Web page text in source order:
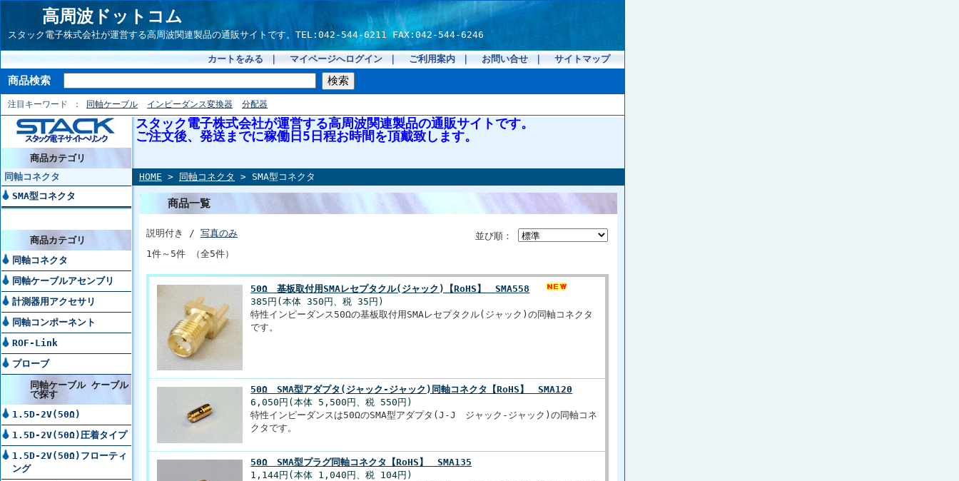
高周波ドットコム
スタック電子株式会社が運営する高周波関連製品の通販サイトです。TEL:042-544-6211 FAX:042-544-6246
カートをみる マイページへログイン ご利用案内 お問い合せ サイトマップ
商品検索
注目キーワード 同軸ケーブル インピーダンス変換器 分配器
商品カテゴリ
同軸コネクタ
SMA型コネクタ
商品カテゴリ
同軸コネクタ
同軸ケーブルアセンブリ
計測器用アクセサリ
同軸コンポーネント
ROF-Link
プローブ
同軸ケーブル ケーブル
で探す
1.5D-2V(50Ω)
1.5D-2V(50Ω)圧着タイプ
1.5D-2V(50Ω)フローティ
ング
スタック電子株式会社が運営する高周波関連製品の通販サイトです。
ご注文後、発送までに稼働日5日程お時間を頂戴致します。
HOME > 同軸コネクタ > SMA型コネクタ
商品一覧
並び順：
説明付き / 写真のみ
1件～5件 （全5件）
50Ω 基板取付用SMAレセプタクル(ジャック)【RoHS】 SMA558
385円(本体 350円、税 35円)
特性インピーダンス50Ωの基板取付用SMAレセプタクル(ジャック)の同軸コネクタ
です。
50Ω SMA型アダプタ(ジャック-ジャック)同軸コネクタ【RoHS】 SMA120
6,050円(本体 5,500円、税 550円)
特性インピーダンスは50ΩのSMA型アダプタ(J-J ジャック-ジャック)の同軸コネ
クタです。
50Ω SMA型プラグ同軸コネクタ【RoHS】 SMA135
1,144円(本体 1,040円、税 104円)